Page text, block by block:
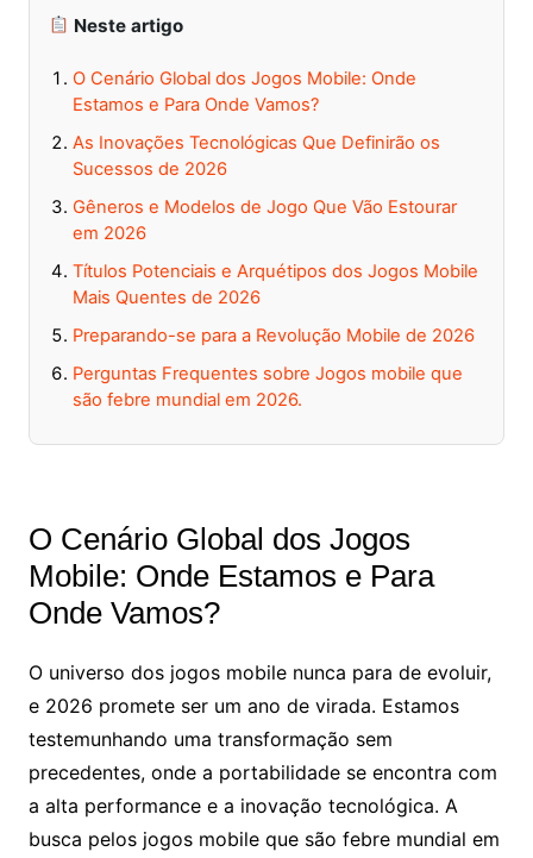
Neste artigo
O Cenário Global dos Jogos Mobile: Onde
Estamos e Para Onde Vamos?
As Inovações Tecnológicas Que Definirão os
Sucessos de 2026
Gêneros e Modelos de Jogo Que Vão Estourar
em 2026
Títulos Potenciais e Arquétipos dos Jogos Mobile
Mais Quentes de 2026
Preparando-se para a Revolução Mobile de 2026
Perguntas Frequentes sobre Jogos mobile que
são febre mundial em 2026.
O Cenário Global dos Jogos
Mobile: Onde Estamos e Para
Onde Vamos?
O universo dos jogos mobile nunca para de evoluir,
e 2026 promete ser um ano de virada. Estamos
testemunhando uma transformação sem
precedentes, onde a portabilidade se encontra com
a alta performance e a inovação tecnológica. A
busca pelos jogos mobile que são febre mundial em